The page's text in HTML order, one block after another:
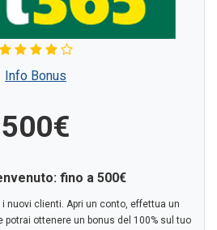
Info Bonus
500€
fino a 500€
nuovi clienti. Apri un conto, effettua un
ottenere un bonus del 100% sul tuo